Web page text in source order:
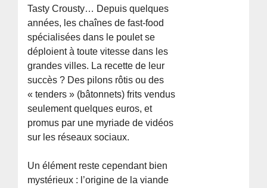
Tasty Crousty… Depuis quelques
années, les chaînes de fast-food
spécialisées dans le poulet se
déploient à toute vitesse dans les
grandes villes. La recette de leur
succès ? Des pilons rôtis ou des
« tenders » (bâtonnets) frits vendus
seulement quelques euros, et
promus par une myriade de vidéos
sur les réseaux sociaux.
Un élément reste cependant bien
mystérieux : l’origine de la viande